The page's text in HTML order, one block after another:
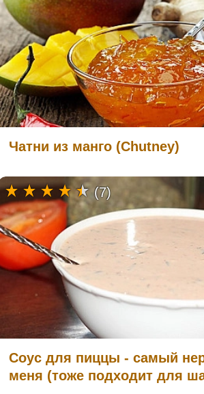
Чатни из манго (Chutney)
Соус для пиццы - самый
меня (тоже подходит для
(7)